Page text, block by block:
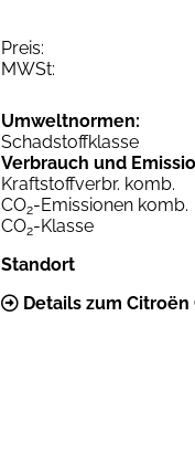
Preis:
MWSt:
Umweltnormen:
Schadstoffklasse
Verbrauch und
Kraftstoffverbr. komb.
CO2-Emissionen komb.
CO2-Klasse
Standort
Details zum Citroën